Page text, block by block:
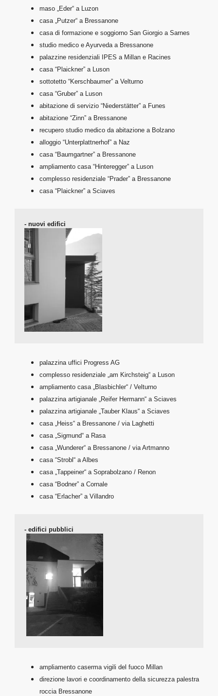
maso „Eder“ a Luzon
casa „Putzer“ a Bressanone
casa di formazione e soggiorno San Giorgio a Sarnes
studio medico e Ayurveda a Bressanone
palazzine residenziali IPES a Millan e Racines
casa “Plaickner” a Luson
sottotetto “Kerschbaumer” a Velturno
casa “Gruber” a Luson
abitazione di servizio “Niederstätter” a Funes
abitazione “Zinn” a Bressanone
recupero studio medico da abitazione a Bolzano
alloggio “Unterplattnerhof” a Naz
casa “Baumgartner” a Bressanone
ampliamento casa “Hinteregger” a Luson
complesso residenziale “Prader” a Bressanone
casa “Plaickner” a Sciaves
- nuovi edifici
palazzina uffici Progress AG
complesso residenziale „am Kirchsteig“ a Luson
ampliamento casa „Blasbichler“ / Velturno
palazzina artigianale „Reifer Hermann“ a Sciaves
palazzina artigianale „Tauber Klaus“ a Sciaves
casa „Heiss“ a Bressanone / via Laghetti
casa „Sigmund“ a Rasa
casa „Wunderer“ a Bressanone / via Artmanno
casa “Strobl“ a Albes
casa „Tappeiner“ a Soprabolzano / Renon
casa “Bodner” a Cornale
casa “Erlacher” a Villandro
- edifici pubblici
ampliamento caserma vigili del fuoco Millan
direzione lavori e coordinamento della sicurezza palestra
roccia Bressanone